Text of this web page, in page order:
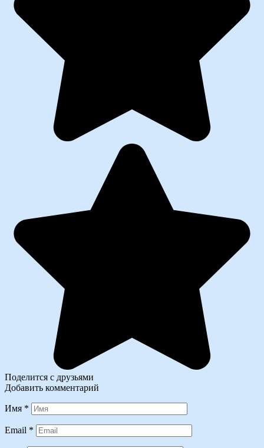
Поделится с друзьями
Добавить комментарий
Имя *
Email *